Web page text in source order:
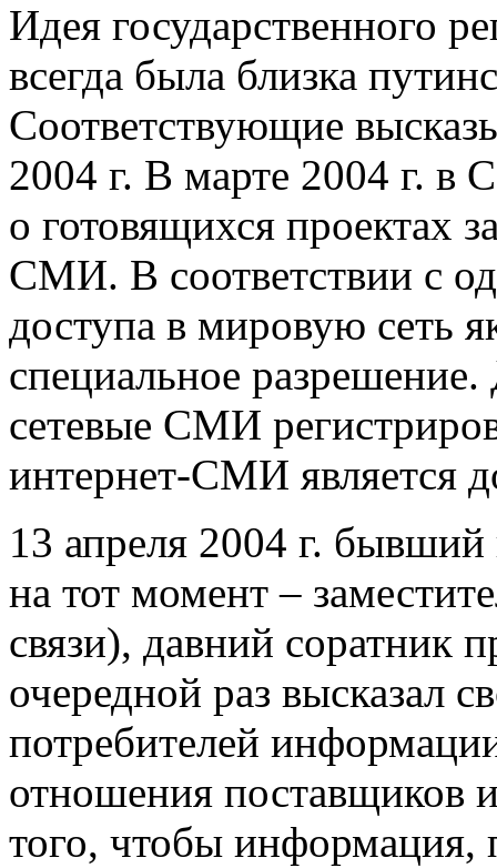
Идея государственного
всегда была близка
Соответствующие
2004 г. В марте 2004 г.
о готовящихся проектах
СМИ. В соответствии с
доступа в мировую сеть
специальное
сетевые СМИ
интернет-СМИ является
13 апреля 2004 г.
на тот момент –
связи), давний соратник
очередной раз высказал
потребителей
отношения поставщиков
того, чтобы информация,